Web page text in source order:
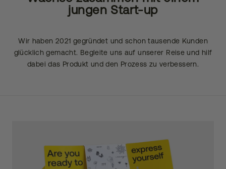
jungen Start-up
Wir haben 2021 gegründet und schon tausende Kunden
glücklich gemacht. Begleite uns auf unserer Reise und hilf
dabei das Produkt und den Prozess zu verbessern.